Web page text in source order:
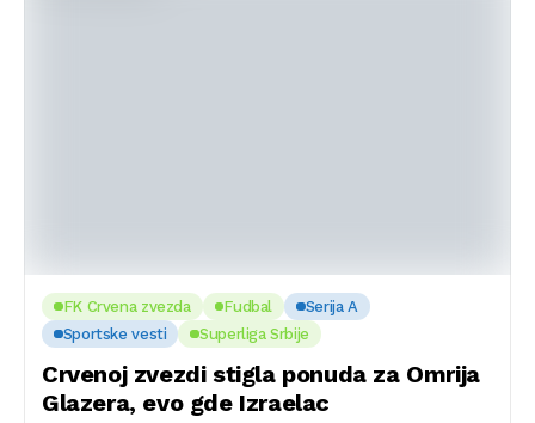
FK Crvena zvezda Fudbal
Serija A
Sportske vesti
Superliga Srbije
Crvenoj zvezdi stigla ponuda za Omrija
Glazera, evo gde Izraelac